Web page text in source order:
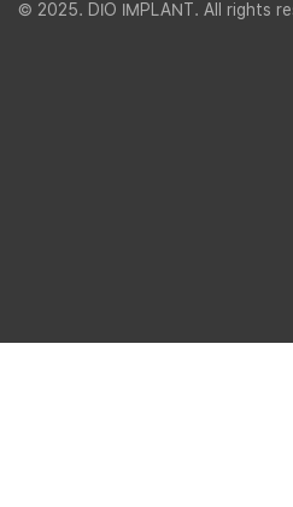
© 2025. DIO IMPLANT. All rights